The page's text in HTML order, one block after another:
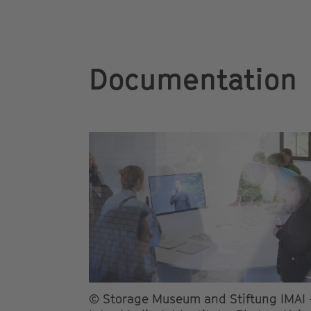
Documentation
© Storage Museum and Stiftung IMAI